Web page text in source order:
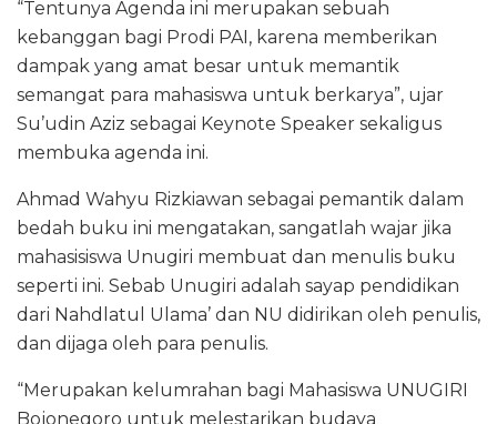
“Tentunya Agenda ini merupakan sebuah
kebanggan bagi Prodi PAI, karena memberikan
dampak yang amat besar untuk memantik
semangat para mahasiswa untuk berkarya”, ujar
Su’udin Aziz sebagai Keynote Speaker sekaligus
membuka agenda ini.
Ahmad Wahyu Rizkiawan sebagai pemantik dalam
bedah buku ini mengatakan, sangatlah wajar jika
mahasisiswa Unugiri membuat dan menulis buku
seperti ini. Sebab Unugiri adalah sayap pendidikan
dari Nahdlatul Ulama’ dan NU didirikan oleh penulis,
dan dijaga oleh para penulis.
“Merupakan kelumrahan bagi Mahasiswa UNUGIRI
Bojonegoro untuk melestarikan budaya